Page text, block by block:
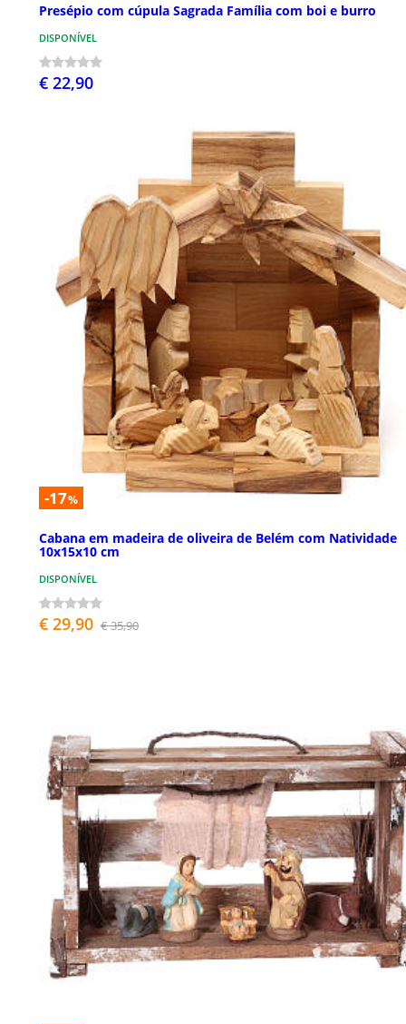
Presépio com cúpula Sagrada Família com boi e burro
DISPONÍVEL
€ 22,90
-17%
Cabana em madeira de oliveira de Belém com Natividade
10x15x10 cm
DISPONÍVEL
€ 29,90 € 35,90